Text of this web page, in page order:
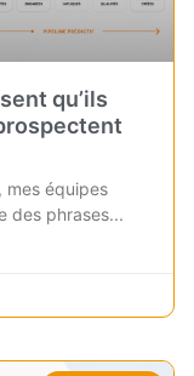
qu’ils
mes équipes
des phrases